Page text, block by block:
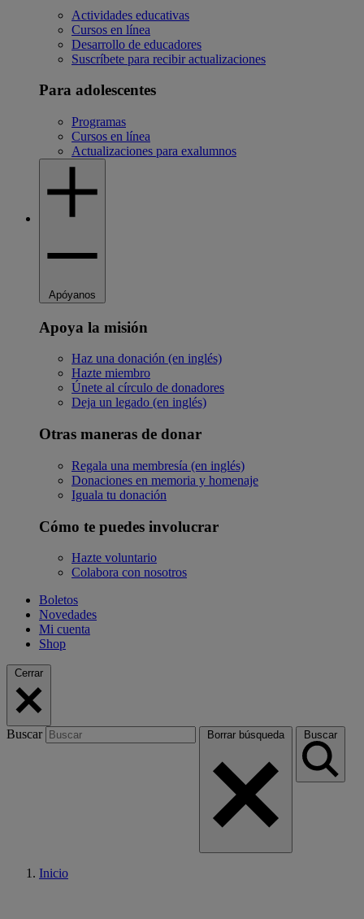
Actividades educativas
Cursos en línea
Desarrollo de educadores
Suscríbete para recibir actualizaciones
Para adolescentes
Programas
Cursos en línea
Actualizaciones para exalumnos
Apóyanos
Apoya la misión
Haz una donación (en inglés)
Hazte miembro
Únete al círculo de donadores
Deja un legado (en inglés)
Otras maneras de donar
Regala una membresía (en inglés)
Donaciones en memoria y homenaje
Iguala tu donación
Cómo te puedes involucrar
Hazte voluntario
Colabora con nosotros
Boletos
Novedades
Mi cuenta
Shop
Cerrar
Buscar Borrar búsqueda Buscar
Inicio